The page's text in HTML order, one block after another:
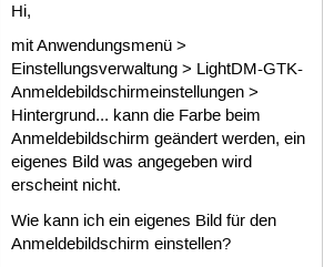
Hi,
mit Anwendungsmenü >
Einstellungsverwaltung > LightDM-GTK-
Anmeldebildschirmeinstellungen >
Hintergrund... kann die Farbe beim
Anmeldebildschirm geändert werden, ein
eigenes Bild was angegeben wird
erscheint nicht.
Wie kann ich ein eigenes Bild für den
Anmeldebildschirm einstellen?